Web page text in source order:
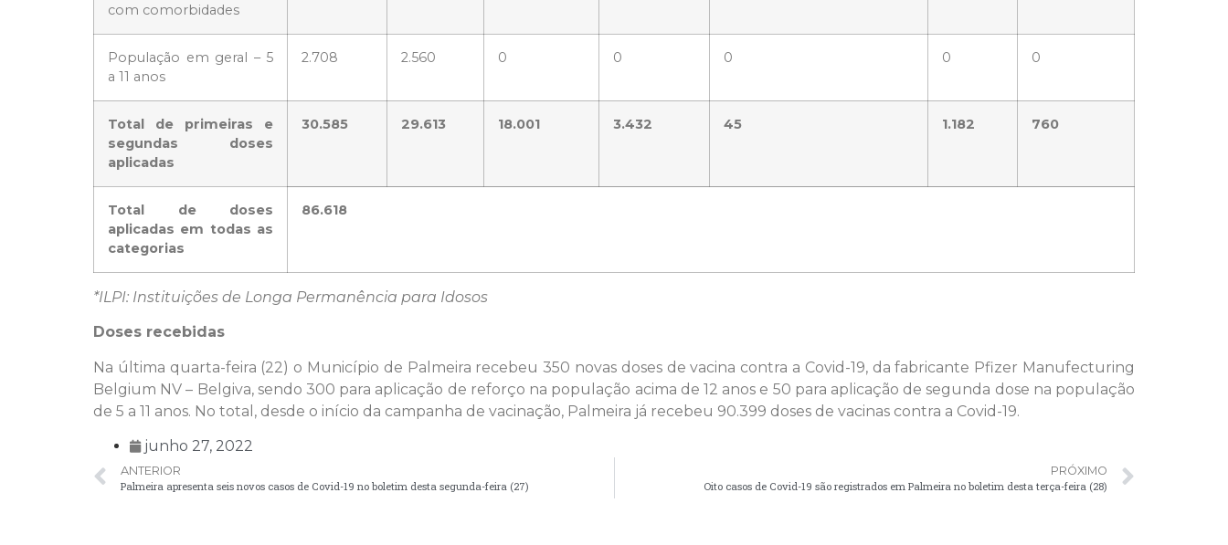
com comorbidades
População em geral – 5
a 11 anos
2.708 2.560 0 0 0 0 0
Total de primeiras e
segundas doses
aplicadas
30.585 29.613 18.001 3.432 45 1.182 760
Total de doses
aplicadas em todas as
categorias
86.618
*ILPI: Instituições de Longa Permanência para Idosos
Doses recebidas
Na última quarta-feira (22) o Município de Palmeira recebeu 350 novas doses de vacina contra a Covid-19, da fabricante Pfizer Manufecturing
Belgium NV – Belgiva, sendo 300 para aplicação de reforço na população acima de 12 anos e 50 para aplicação de segunda dose na população
de 5 a 11 anos. No total, desde o início da campanha de vacinação, Palmeira já recebeu 90.399 doses de vacinas contra a Covid-19.
junho 27, 2022
ANTERIOR
Palmeira apresenta seis novos casos de Covid-19 no boletim desta segunda-feira (27)
PRÓXIMO
Oito casos de Covid-19 são registrados em Palmeira no boletim desta terça-feira (28)